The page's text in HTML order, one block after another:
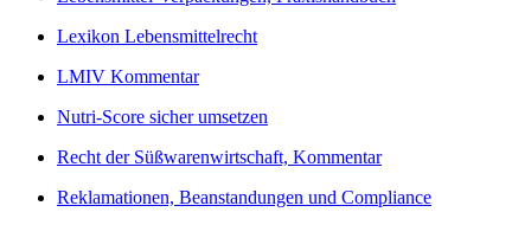
Lexikon Lebensmittelrecht
LMIV Kommentar
Nutri-Score sicher umsetzen
Recht der Süßwarenwirtschaft, Kommentar
Reklamationen, Beanstandungen und Compliance